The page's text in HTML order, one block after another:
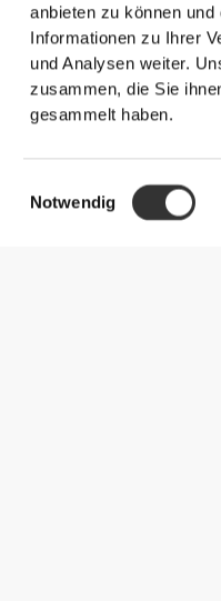
anbieten zu können
Informationen zu Ihrer
und Analysen weiter.
zusammen, die Sie
gesammelt haben.
Einwilligungsauswahl
Notwendig